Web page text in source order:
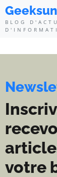
BLOG
votre